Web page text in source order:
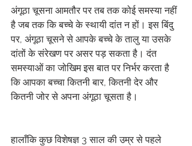
अंगूठा चूसना आमतौर पर तब तक कोई समस्या नहीं
है जब तक कि बच्चे के स्थायी दांत न हों। इस बिंदु
पर, अंगूठा चूसने से आपके बच्चे के तालु या उसके
दांतों के संरेखण पर असर पड़ सकता है। दंत
समस्याओं का जोखिम इस बात पर निर्भर करता है
कि आपका बच्चा कितनी बार, कितनी देर और
कितनी जोर से अपना अंगूठा चूसता है।
हालाँकि कुछ विशेषज्ञ 3 साल की उम्र से पहले